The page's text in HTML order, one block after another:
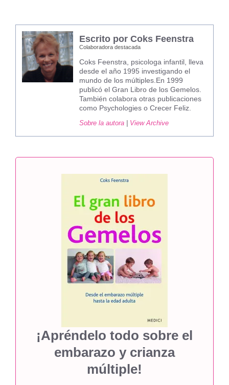
Escrito por Coks Feenstra
Colaboradora destacada
Coks Feenstra, psicologa infantil, lleva
desde el año 1995 investigando el
mundo de los múltiples.En 1999
publicó el Gran Libro de los Gemelos.
También colabora otras publicaciones
como Psychologies o Crecer Feliz.
Sobre la autora View Archive
¡Apréndelo todo sobre el
embarazo y crianza
múltiple!